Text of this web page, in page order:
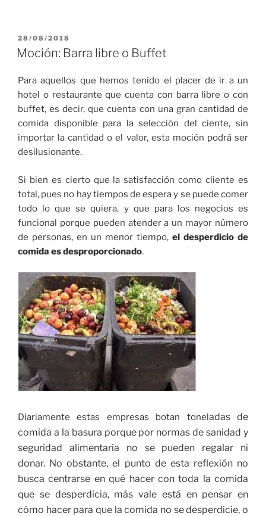
PUBLICADO
EL
28/08/2018
Moción: Barra libre o Buffet
Para aquellos que hemos tenido el placer de ir a un
hotel o restaurante que cuenta con barra libre o con
buffet, es decir, que cuenta con una gran cantidad de
comida disponible para la selección del ciente, sin
importar la cantidad o el valor, esta moción podrá ser
desilusionante.
Si bien es cierto que la satisfacción como cliente es
total, pues no hay tiempos de espera y se puede comer
todo lo que se quiera, y que para los negocios es
funcional porque pueden atender a un mayor número
de personas, en un menor tiempo, el desperdicio de
comida es desproporcionado.
Diariamente estas empresas botan toneladas de
comida a la basura porquepor normas de sanidad y
seguridad alimentaria no se pueden regalar ni
donar. No obstante, el punto de esta reflexión no
busca centrarse en qué hacer con toda la comida
que se desperdicia, más vale está en pensar en
cómo hacer para que la comida no se desperdicie, o